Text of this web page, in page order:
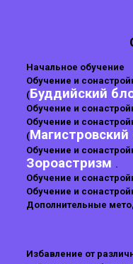
Начальное обучение
Обучение и
(Буддийский
Обучение и
Обучение и
(Магистровский
Обучение и
Зороастризм .
Обучение и
Обучение и
Дополнительные
Избавление от